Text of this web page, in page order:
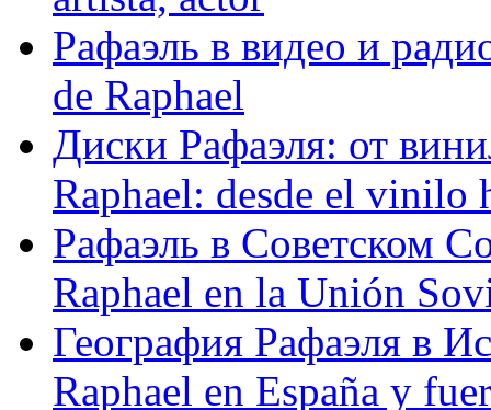
Рафаэль в видео и
de Raphael
Диски Рафаэля: от
Raphael: desde el vinilo
Рафаэль в Советском
Raphael en la Unión
География Рафаэля в
Raphael en España y